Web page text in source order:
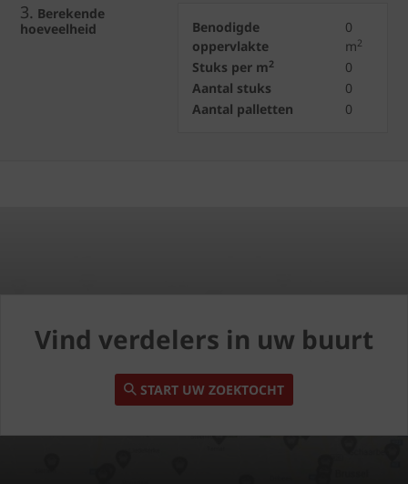
3. Berekende
hoeveelheid
Benodigde
oppervlakte
0
m2
Stuks per m2
0
Aantal stuks
0
Aantal palletten
0
Vind verdelers in uw buurt
START UW ZOEKTOCHT